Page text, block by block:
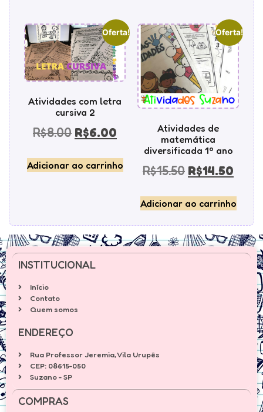
Oferta!
Atividades com letra
cursiva 2
R$8.00 R$6.00
Adicionar ao carrinho
Oferta!
Atividades de
matemática
diversificada 1º ano
R$15.50 R$14.50
Adicionar ao carrinho
INSTITUCIONAL
Início
Contato
Quem somos
ENDEREÇO
Rua Professor Jeremia, Vila Urupês
CEP: 08615-050
Suzano - SP
COMPRAS